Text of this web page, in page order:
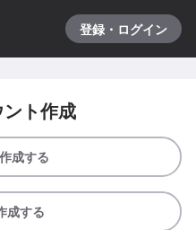
登録・ログイン
ト作成
成する
成する